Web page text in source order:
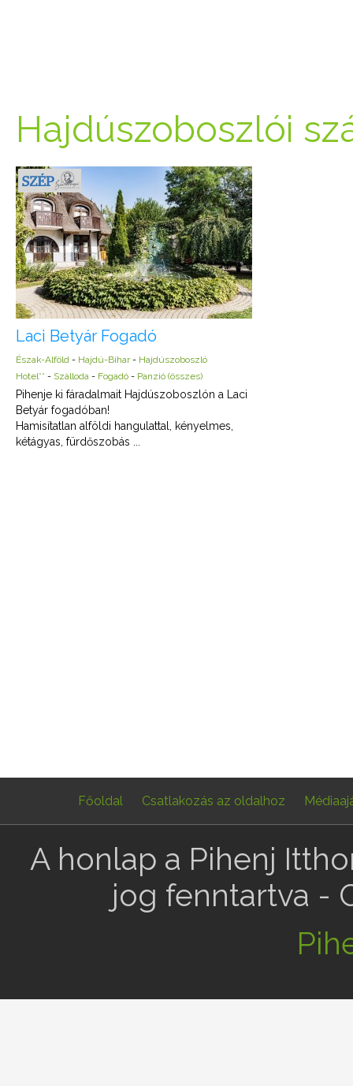
Hajdúszoboszlói
Laci Betyár Fogadó
Észak-Alföld - Hajdú-Bihar- Hajdúszoboszló
Hotel** - Szálloda - Fogadó - Panzió (összes)
Pihenje ki fáradalmait Hajdúszoboszlón a Laci
Betyár fogadóban!
Hamisítatlan alföldi hangulattal, kényelmes,
kétágyas, fürdőszobás ...
Főoldal Csatlakozás az oldalhoz
A honlap a Pihenj
jog fenntartva -